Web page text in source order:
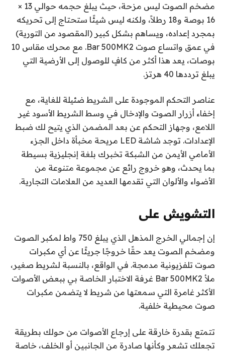
مضخم الصوت ليس مزحة، حيث يبلغ حجمه حوالي 13 ×
16 بوصة و18 رطلاً، ولكنه ليس شيئًا ستحتاج إلى تحريكه
بمجرد إعداده، ويساهم بشكل كبير (المقصود من التورية)
في عمق واتساع صوت Bar 500MK2. مع محرك مقاس 10
بوصات، يعد هذا أكثر من كافٍ للوصول إلى الأرضية التي
يبلغ ترددها 40 هرتز.
عناصر التحكم الموجودة على الشريط ضئيلة للغاية، مع
إخفاء أزرار الصوت والإدخال في وسط الشريط الأسود غير
اللامع، وجهاز التحكم عن بعد المضمن الذي يتيح لك ضبط
الإعدادات. توجد شاشة LED مريحة مخبأة داخل الجزء
الأمامي الأيمن من الشبكة تخبرك بلغة إنجليزية بسيطة
بما يحدث، وهو خروج رائع عن مجموعة متنوعة من
الأضواء والألوان التي تقدمها العديد من العلامات التجارية.
التشويش على
إن إجمالي الخرج المذهل الذي يبلغ 750 واط لمكبر الصوت
ومضخم الصوت يعد حقًا خروجًا جريئًا عن أي مكبرات
صوت تلفزيونية مدمجة. في الواقع، بالنسبة لشريط صغير،
ملأ Bar 500MK2 غرفة الاختبار الخاصة بي ببعض الأصوات
الأكثر غامرة التي سمعتها من شريط لا يتضمن مكبرات
صوت محيطية خلفية.
تتمتع بقدرة خارقة على إرجاع الأصوات من حولك بطريقة
تجعلك تشعر وكأنها صادرة من الجانبين أو الخلف، خاصة